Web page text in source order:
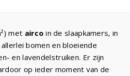
met airco in de slaapkamers, in
bomen en bloeiende
en lavendelstruiken. Er zijn
op ieder moment van de